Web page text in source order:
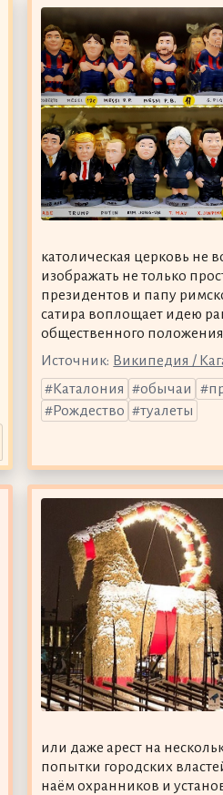
католическая церковь не
изображать не только
президентов и папу
сатира воплощает идею
общественного
Источник: Википедия /
Каталония
обычаи
Рождество
туалеты
или даже арест на
попытки городских
наём охранников и